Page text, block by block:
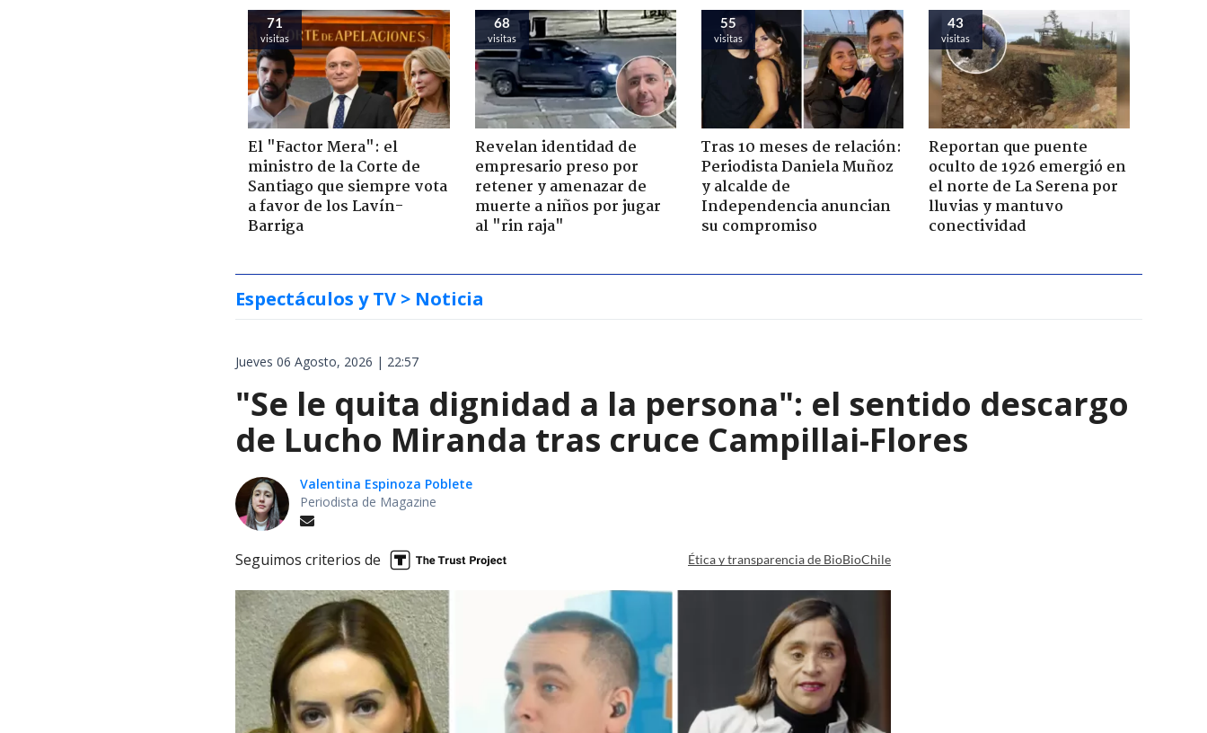
71
visitas
El "Factor Mera": el
ministro de la Corte de
Santiago que siempre vota
a favor de los Lavín-
Barriga
68
visitas
Revelan identidad de
empresario preso por
retener y amenazar de
muerte a niños por jugar
al "rin raja"
55
visitas
Tras 10 meses de relación:
Periodista Daniela Muñoz
y alcalde de
Independencia anuncian
su compromiso
43
visitas
Reportan que puente
oculto de 1926 emergió en
el norte de La Serena por
lluvias y mantuvo
conectividad
Espectáculos y TV > Noticia
Jueves 06 Agosto, 2026 | 22:57
"Se le quita dignidad a la persona": el sentido descargo
de Lucho Miranda tras cruce Campillai-Flores
Valentina Espinoza Poblete
Periodista de Magazine
Seguimos criterios de Ética y transparencia de BioBioChile